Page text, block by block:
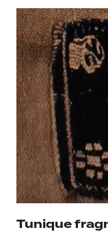
Lilian Postel,
Paris, Editions
Tunique